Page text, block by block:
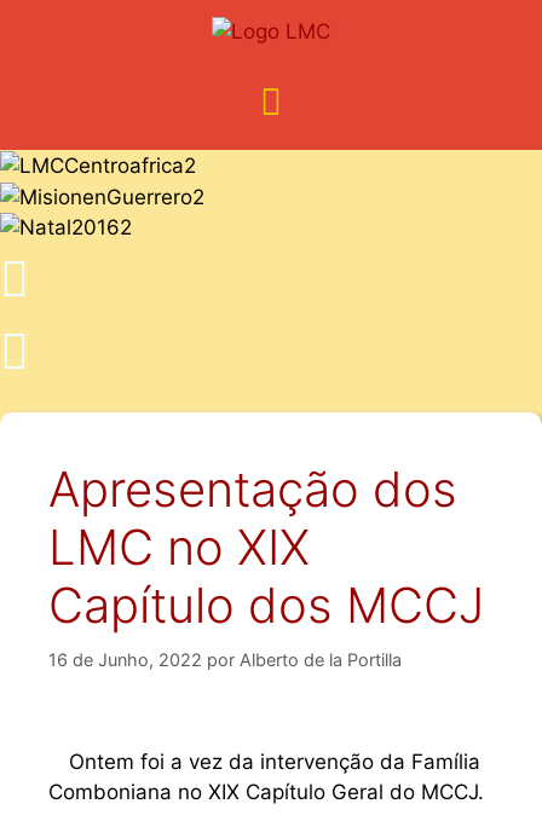
Apresentação dos
LMC no XIX
Capítulo dos MCCJ
16 de Junho, 2022 por Alberto de la Portilla
Ontem foi a vez da intervenção da Família
Comboniana no XIX Capítulo Geral do MCCJ.